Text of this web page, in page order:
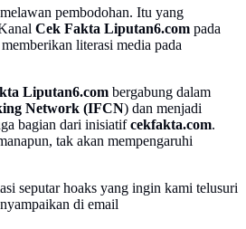
pembodohan. Itu yang
Cek Fakta Liputan6.com pada
literasi media pada
Liputan6.com bergabung dalam
Network (IFCN) dan menjadi
bagian dari inisiatifcekfakta.com.
tak akan mempengaruhi
seputar hoaks yang ingin kami telusuri
di email